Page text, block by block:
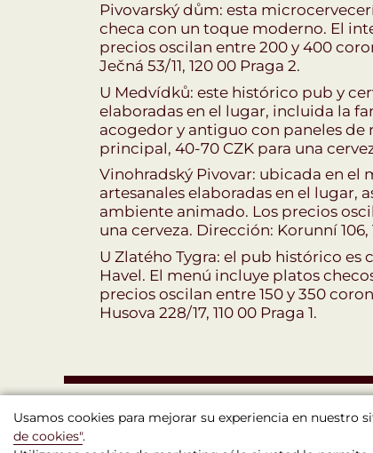
Pivovarský dům: esta
checa con un toque moderno. El
precios oscilan entre 200 y 400
Ječná 53/11, 120 00 Praga 2.
U Medvídků: este histórico pub y
elaboradas en el lugar, incluida la
acogedor y antiguo con paneles de
principal, 40-70 CZK para una
Vinohradský Pivovar: ubicada en el
artesanales elaboradas en el lugar,
ambiente animado. Los precios
una cerveza. Dirección: Korunní 106,
U Zlatého Tygra: el pub histórico
Havel. El menú incluye platos
precios oscilan entre 150 y 350
Husova 228/17, 110 00 Praga 1.
Usamos cookies para mejorar su experiencia en
de cookies".